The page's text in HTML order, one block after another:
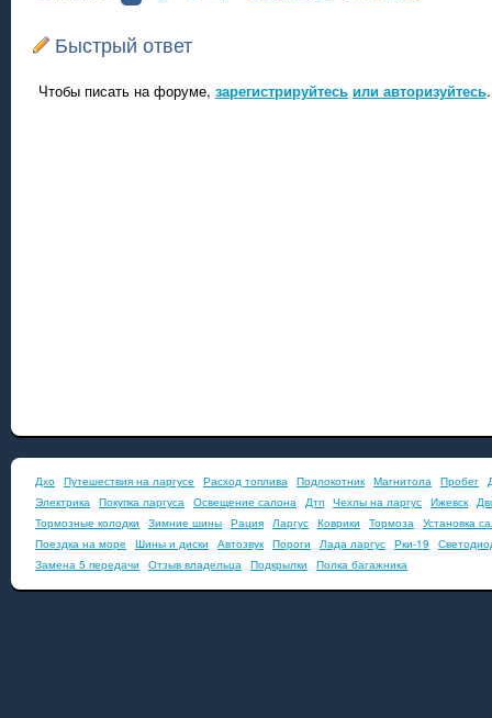
Быстрый ответ
Чтобы писать на форуме, зарегистрируйтесь или авторизуйтесь.
Дхо Путешествия на ларгусе Расход топлива Подлокотник Магнитола Пробег
Электрика Покупка ларгуса Освещение салона Дтп Чехлы на ларгус Ижевск
Тормозные колодки
Зимние шины Рация Ларгус Коврики Тормоза Установка
Поездка на море
Шины и диски Автозвук Пороги Лада ларгус Рки-19
Замена 5 передачи
Отзыв владельца Подкрылки Полка багажника